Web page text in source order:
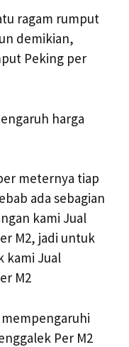
ragam rumput
demikian,
Peking per
harga
meternya tiap
ada sebagian
kami Jual
M2, jadi untuk
kami Jual
M2
Per M2